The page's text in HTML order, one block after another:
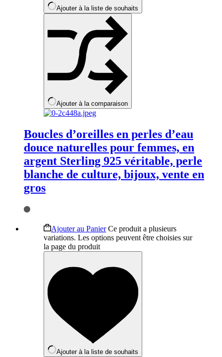
Ajouter à la liste de souhaits
Ajouter à la comparaison
Boucles d’oreilles en perles d’eau
douce naturelles pour femmes, en
argent Sterling 925 véritable, perle
blanche de culture, bijoux, vente en
gros
Ajouter au Panier Ce produit a plusieurs
variations. Les options peuvent être choisies sur
la page du produit
Ajouter à la liste de souhaits